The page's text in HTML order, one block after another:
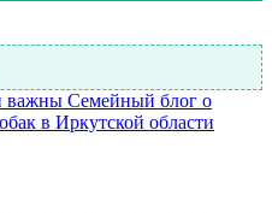
важны Семейный блог о
в Иркутской области